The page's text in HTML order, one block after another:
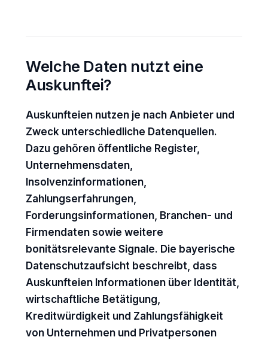
Welche Daten nutzt eine
Auskunftei?
Auskunfteien nutzen je nach Anbieter und
Zweck unterschiedliche Datenquellen.
Dazu gehören öffentliche Register,
Unternehmensdaten,
Insolvenzinformationen,
Zahlungserfahrungen,
Forderungsinformationen, Branchen- und
Firmendaten sowie weitere
bonitätsrelevante Signale. Die bayerische
Datenschutzaufsicht beschreibt, dass
Auskunfteien Informationen über Identität,
wirtschaftliche Betätigung,
Kreditwürdigkeit und Zahlungsfähigkeit
von Unternehmen und Privatpersonen